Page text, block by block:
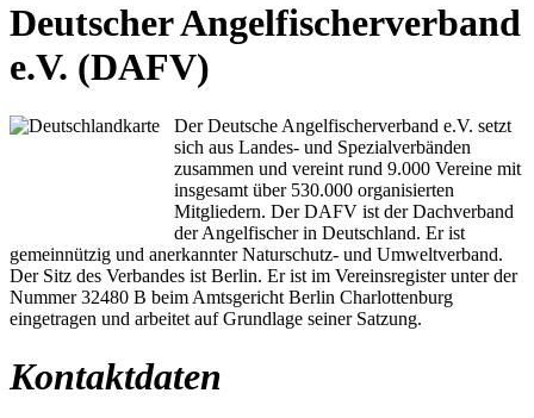
Deutscher Angelfischerverband
e.V. (DAFV)
Der Deutsche Angelfischerverband e.V. setzt
sich aus Landes- und Spezialverbänden
zusammen und vereint rund 9.000 Vereine mit
insgesamt über 530.000 organisierten
Mitgliedern. Der DAFV ist der Dachverband
der Angelfischer in Deutschland. Er ist
gemeinnützig und anerkannter Naturschutz- und Umweltverband.
Der Sitz des Verbandes ist Berlin. Er ist im Vereinsregister unter der
Nummer 32480 B beim Amtsgericht Berlin Charlottenburg
eingetragen und arbeitet auf Grundlage seiner Satzung.
Kontaktdaten